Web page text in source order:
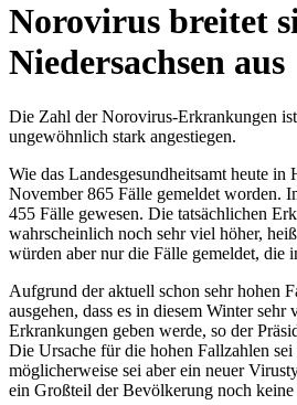
Norovirus breitet
Niedersachsen aus
Die Zahl der Norovirus-Erkrankungen
ungewöhnlich stark angestiegen.
Wie das Landesgesundheitsamt heute
November 865 Fälle gemeldet worden.
455 Fälle gewesen. Die tatsächlichen
wahrscheinlich noch sehr viel höher,
würden aber nur die Fälle gemeldet, die
Aufgrund der aktuell schon sehr hohen
ausgehen, dass es in diesem Winter
Erkrankungen geben werde, so der
Die Ursache für die hohen Fallzahlen
möglicherweise sei aber ein neuer
ein Großteil der Bevölkerung noch